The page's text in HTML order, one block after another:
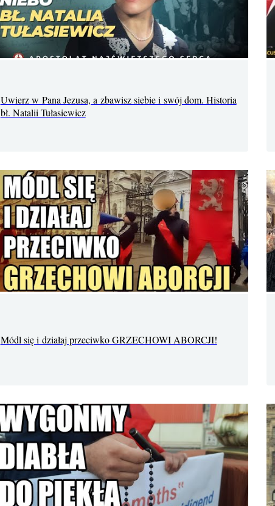
Uwierz w Pana Jezusa, a zbawisz siebie i swój dom. Historia
bł. Natalii Tułasiewicz
Módl się i działaj przeciwko GRZECHOWI ABORCJI!